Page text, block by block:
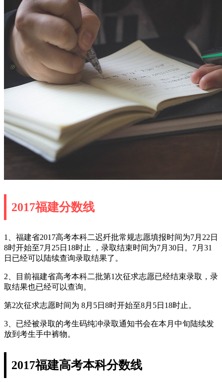
2017福建分数线
1、福建省2017高考本科二迟歼批常规志愿填报时间为7月22日
8时开始至7月25日18时止 ，录取结束时间为7月30日。7月31
日已经可以陆续查询录取结果了。
2、目前福建省高考本科二批第1次征求志愿已经结束录取，录
取结果也已经可以查询。
第2次征求志愿时间为 8月5日8时开始至8月5日18时止。
3、已经被录取的考生码纯冲录取通知书会在本月中旬陆续发
放到考生手中裤物。
2017福建高考本科分数线